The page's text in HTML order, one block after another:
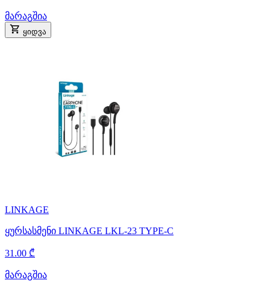
მარაგშია
ყიდვა
LINKAGE
ყურსასმენი LINKAGE LKL-23 TYPE-C
31.00 ₾
მარაგშია